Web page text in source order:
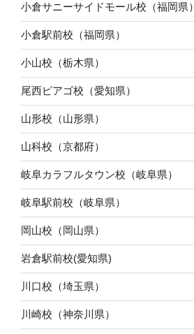
小倉サニーサイドモール校（福岡県）
小倉駅前校（福岡県）
小山校（栃木県）
尾西ピアゴ校（愛知県）
山形校（山形県）
山科校（京都府）
岐阜カラフルタウン校（岐阜県）
岐阜駅前校（岐阜県）
岡山校（岡山県）
岩倉駅前校(愛知県)
川口校（埼玉県）
川崎校（神奈川県）